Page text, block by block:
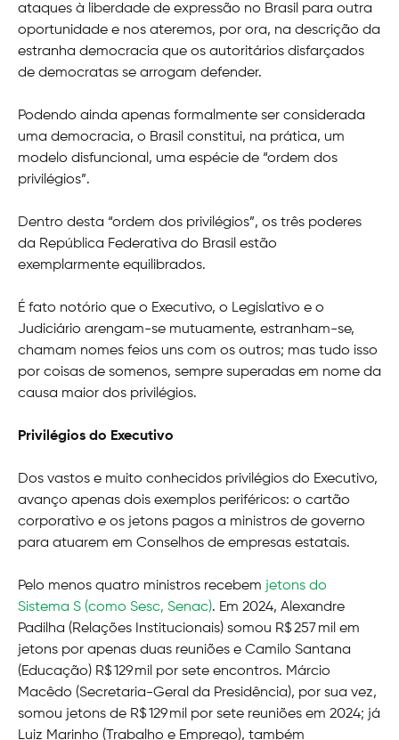
ataques à liberdade de expressão no Brasil para outra
oportunidade e nos ateremos, por ora, na descrição da
estranha democracia que os autoritários disfarçados
de democratas se arrogam defender.
Podendo ainda apenas formalmente ser considerada
uma democracia, o Brasil constitui, na prática, um
modelo disfuncional, uma espécie de “ordem dos
privilégios”.
Dentro desta “ordem dos privilégios”, os três poderes
da República Federativa do Brasil estão
exemplarmente equilibrados.
É fato notório que o Executivo, o Legislativo e o
Judiciário arengam-se mutuamente, estranham-se,
chamam nomes feios uns com os outros; mas tudo isso
por coisas de somenos, sempre superadas em nome da
causa maior dos privilégios.
Privilégios do Executivo
Dos vastos e muito conhecidos privilégios do Executivo,
avanço apenas dois exemplos periféricos: o cartão
corporativo e os jetons pagos a ministros de governo
para atuarem em Conselhos de empresas estatais.
Pelo menos quatro ministros recebem jetons do
Sistema S (como Sesc, Senac). Em 2024, Alexandre
Padilha (Relações Institucionais) somou R$ 257 mil em
jetons por apenas duas reuniões e Camilo Santana
(Educação) R$ 129 mil por sete encontros. Márcio
Macêdo (Secretaria-Geral da Presidência), por sua vez,
somou jetons de R$ 129 mil por sete reuniões em 2024; já
Luiz Marinho (Trabalho e Emprego), também